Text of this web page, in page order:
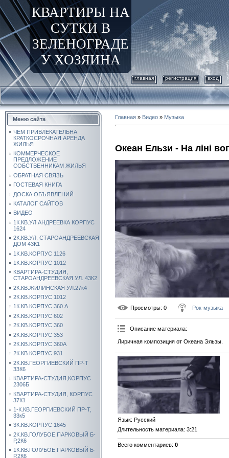
КВАРТИРЫ НА
СУТКИ В
ЗЕЛЕНОГРАДЕ
У ХОЗЯИНА
главная регистрация вход
Меню сайта
ЧЕМ ПРИВЛЕКАТЕЛЬНА
КРАТКОСРОЧНАЯ АРЕНДА
ЖИЛЬЯ
КОММЕРЧЕСКОЕ
ПРЕДЛОЖЕНИЕ
СОБСТВЕННИКАМ ЖИЛЬЯ
ОБРАТНАЯ СВЯЗЬ
ГОСТЕВАЯ КНИГА
ДОСКА ОБЪЯВЛЕНИЙ
КАТАЛОГ САЙТОВ
ВИДЕО
1К.КВ.УЛ.АНДРЕЕВКА КОРПУС
1624
2К.КВ.УЛ. СТАРОАНДРЕЕВСКАЯ
ДОМ 43К1
1К.КВ.КОРПУС 1126
1К.КВ.КОРПУС 1012
КВАРТИРА-СТУДИЯ,
СТАРОАНДРЕЕВСКАЯ УЛ. 43К2
2К.КВ.ЖИЛИНСКАЯ УЛ.27к4
2К.КВ.КОРПУС 1012
1К.КВ.КОРПУС 360 А
2К.КВ.КОРПУС 602
2К.КВ.КОРПУС 360
2К.КВ.КОРПУС 353
2К.КВ.КОРПУС 360А
2К.КВ.КОРПУС 931
2К.КВ.ГЕОРГИЕВСКИЙ ПР-Т
33К6
КВАРТИРА-СТУДИЯ,КОРПУС
2306Б
КВАРТИРА-СТУДИЯ, КОРПУС
37К1
1-К.КВ.ГЕОРГИЕВСКИЙ ПР-Т,
33к5
3К.КВ.КОРПУС 1645
2К.КВ.ГОЛУБОЕ,ПАРКОВЫЙ Б-
Р,2К6
1К.КВ.ГОЛУБОЕ,ПАРКОВЫЙ Б-
Р,2К6
Главная » Видео » Музыка
Океан Ельзи - На лiнi
Просмотры: 0 Рок-музыка
Описание материала:
Лиричная композиция от Океана Эльзы.
Язык: Русский
Длительность материала: 3:21
Всего комментариев: 0